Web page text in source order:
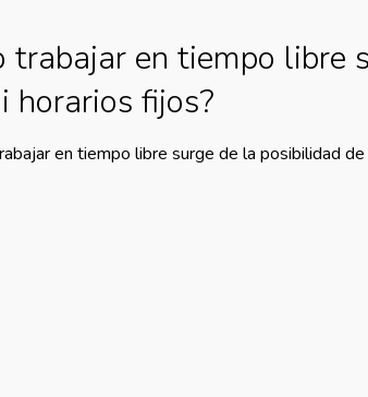
trabajar en tiempo libre
horarios fijos?
en tiempo libre surge de la posibilidad